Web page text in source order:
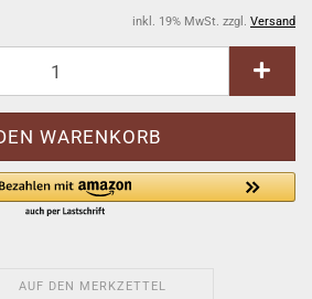
inkl. 19% MwSt. zzgl. Versand
AUF DEN MERKZETTEL